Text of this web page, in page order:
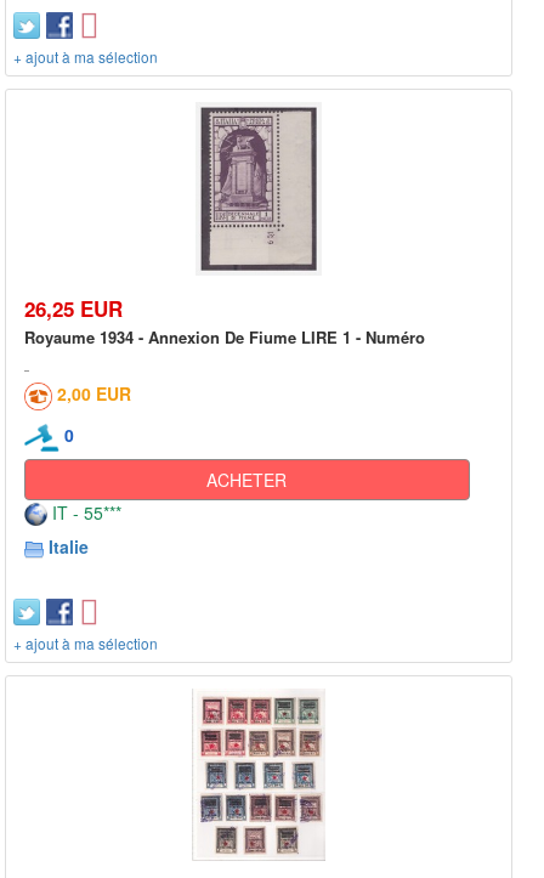
+ ajout à ma sélection
26,25 EUR
Royaume 1934 - Annexion De Fiume LIRE 1 - Numéro
2,00 EUR
0
ACHETER
IT - 55***
Italie
+ ajout à ma sélection